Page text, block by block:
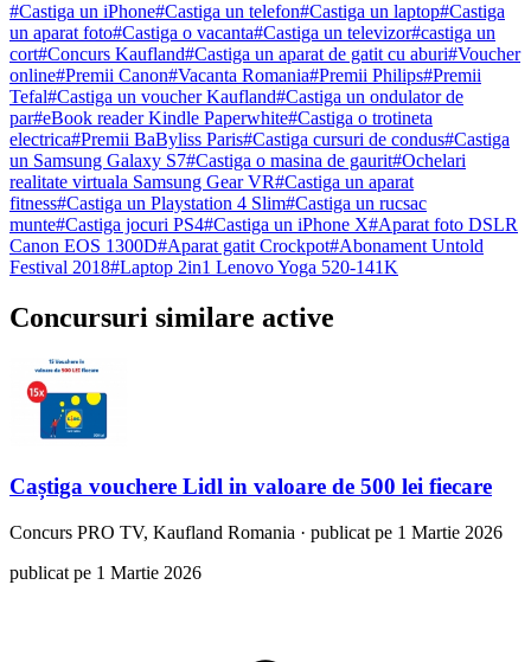
#Castiga un iPhone#Castiga un telefon#Castiga un laptop#Castiga
un aparat foto#Castiga o vacanta#Castiga un televizor#castiga un
cort#Concurs Kaufland#Castiga un aparat de gatit cu aburi#Voucher
online#Premii Canon#Vacanta Romania#Premii Philips#Premii
Tefal#Castiga un voucher Kaufland#Castiga un ondulator de
par#eBook reader Kindle Paperwhite#Castiga o trotineta
electrica#Premii BaByliss Paris#Castiga cursuri de condus#Castiga
un Samsung Galaxy S7#Castiga o masina de gaurit#Ochelari
realitate virtuala Samsung Gear VR#Castiga un aparat
fitness#Castiga un Playstation 4 Slim#Castiga un rucsac
munte#Castiga jocuri PS4#Castiga un iPhone X#Aparat foto DSLR
Canon EOS 1300D#Aparat gatit Crockpot#Abonament Untold
Festival 2018#Laptop 2in1 Lenovo Yoga 520-141K
Concursuri similare active
Caștiga vouchere Lidl in valoare de 500 lei fiecare
Concurs PRO TV, Kaufland Romania · publicat pe 1 Martie 2026
publicat pe 1 Martie 2026